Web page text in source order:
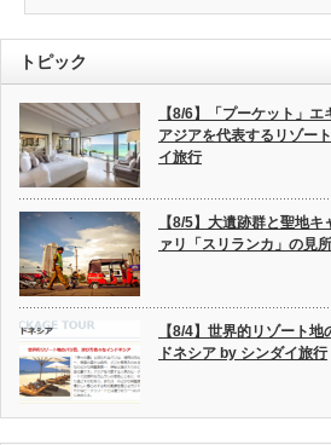
トピック
【8/6】「プーケット」エ
アジアを代表するリゾー
イ旅行
【8/5】大遺跡群と聖地
ァリ「スリランカ」の見
【8/4】世界的リゾート
ドネシア by シンダイ旅行